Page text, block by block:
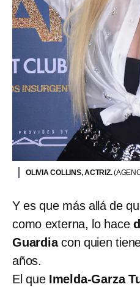
OLIVIA COLLINS, ACTRIZ.
Y es que más allá de
como externa, lo hace
Guardiacon quien
años.
El que Imelda-Garza